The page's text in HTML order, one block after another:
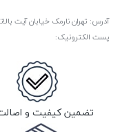
پست الکترونیک:
تضمین کیفیت و اصالت